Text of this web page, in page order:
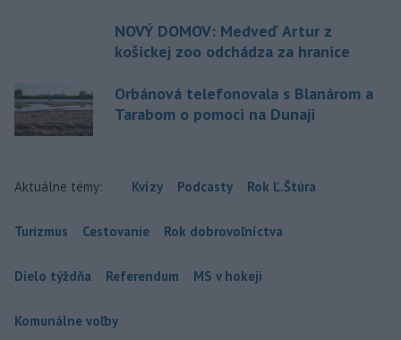
NOVÝ DOMOV: Medveď Artur z
košickej zoo odchádza za hranice
Orbánová telefonovala s Blanárom a
Tarabom o pomoci na Dunaji
Aktuálne témy: Kvízy Podcasty Rok Ľ.Štúra
Turizmus Cestovanie Rok dobrovoľníctva
Dielo týždňa Referendum MS v hokeji
Komunálne voľby